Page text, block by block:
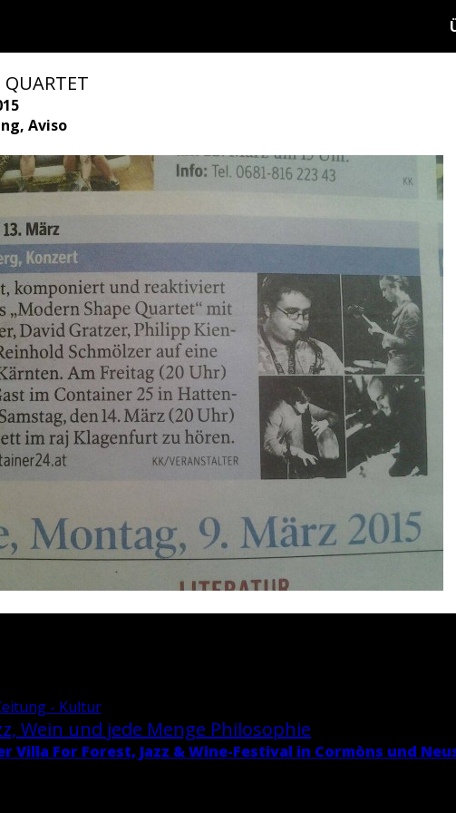
QUARTET
Aviso
- Kultur
Wein und jede Menge Phi­lo­so­phie
Villa For Fo­rest, Jazz & Wi­ne-Fes­ti­val in Cormòns und